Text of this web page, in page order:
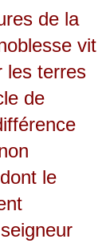
de la
vit
les terres
de
le